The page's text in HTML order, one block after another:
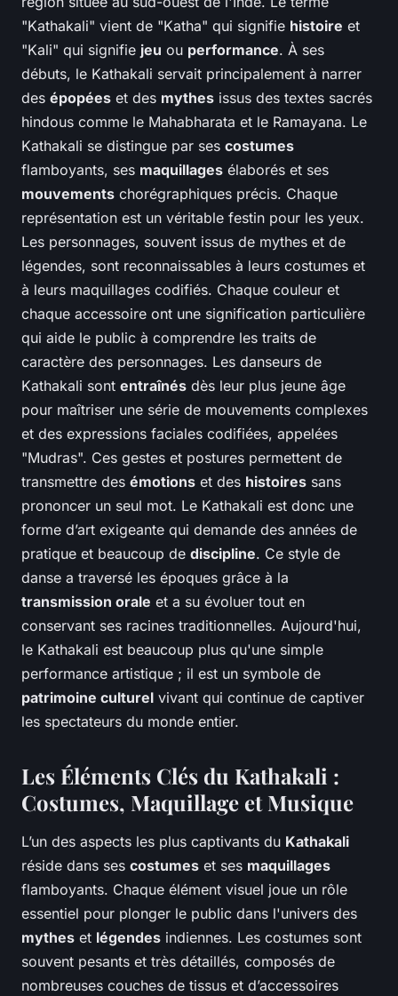
"Kathakali" vient de "Katha" qui signifie histoire et
"Kali" qui signifie jeu ou performance. À ses
débuts, le Kathakali servait principalement à narrer
des épopées et des mythes issus des textes sacrés
hindous comme le Mahabharata et le Ramayana. Le
Kathakali se distingue par ses costumes
flamboyants, ses maquillages élaborés et ses
mouvements chorégraphiques précis. Chaque
représentation est un véritable festin pour les yeux.
Les personnages, souvent issus de mythes et de
légendes, sont reconnaissables à leurs costumes et
à leurs maquillages codifiés. Chaque couleur et
chaque accessoire ont une signification particulière
qui aide le public à comprendre les traits de
caractère des personnages. Les danseurs de
Kathakali sont entraînés dès leur plus jeune âge
pour maîtriser une série de mouvements complexes
et des expressions faciales codifiées, appelées
"Mudras". Ces gestes et postures permettent de
transmettre des émotions et des histoires sans
prononcer un seul mot. Le Kathakali est donc une
forme d’art exigeante qui demande des années de
pratique et beaucoup de discipline. Ce style de
danse a traversé les époques grâce à la
transmission orale et a su évoluer tout en
conservant ses racines traditionnelles. Aujourd'hui,
le Kathakali est beaucoup plus qu'une simple
performance artistique ; il est un symbole de
patrimoine culturel vivant qui continue de captiver
les spectateurs du monde entier.
Les Éléments Clés du Kathakali :
Costumes, Maquillage et Musique
L’un des aspects les plus captivants du Kathakali
réside dans ses costumes et ses maquillages
flamboyants. Chaque élément visuel joue un rôle
essentiel pour plonger le public dans l'univers des
mythes et légendes indiennes. Les costumes sont
souvent pesants et très détaillés, composés de
nombreuses couches de tissus et d’accessoires